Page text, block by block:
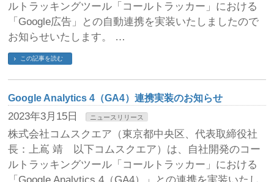
ルトラッキングツール「コールトラッカー」における
「Google広告」との自動連携を実装いたしましたので
お知らせいたします。 …
この記事を読む
Google Analytics 4（GA4）連携実装のお知らせ
2023年3月15日 ニュースリリース
株式会社コムスクエア（東京都中央区、代表取締役社
長：上嶌 靖 以下コムスクエア）は、自社開発のコー
ルトラッキングツール「コールトラッカー」における